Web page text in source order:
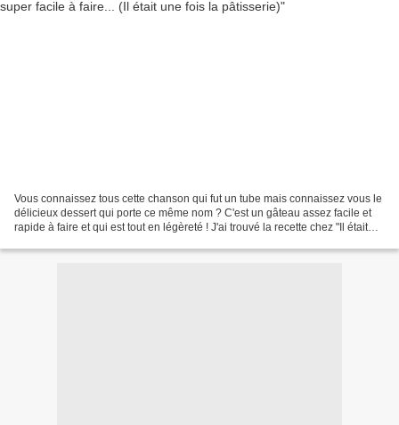
Vous connaissez tous cette chanson qui fut un tube mais connaissez vous le
délicieux dessert qui porte ce même nom ? C'est un gâteau assez facile et
rapide à faire et qui est tout en légèreté ! J'ai trouvé la recette chez "Il était